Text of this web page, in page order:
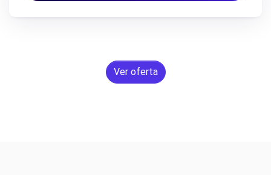
Ver oferta